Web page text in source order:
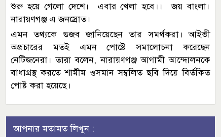
শুরু হয়ে গেলো দেশে। এবার খেলা হবে।। জয় বাংলা।
নারায়ণগঞ্জ এ জনস্রোত।
এমন তথ্যকে গুজব জানিয়েছেন তার সমর্থকরা। আইভী
অপ্রচারের মতই এমন পোষ্টে সমালোচনা করেছেন
নেটিজনেরা। তারা বলেন, নারায়ণগঞ্জ আগামী আন্দোলনকে
বাধাগ্রস্থ করতে শামীম ওসমান সম্বলিত ছবি দিয়ে বির্তকিত
পোষ্ট করা হয়েছে।
আপনার মতামত লিখুন :